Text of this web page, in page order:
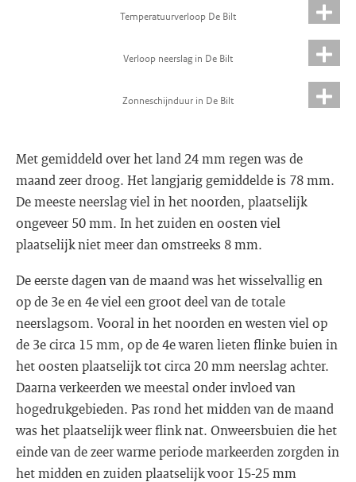
Temperatuurverloop De Bilt
Verloop neerslag in De Bilt
Zonneschijnduur in De Bilt
Met gemiddeld over het land 24 mm regen was de
maand zeer droog. Het langjarig gemiddelde is 78 mm.
De meeste neerslag viel in het noorden, plaatselijk
ongeveer 50 mm. In het zuiden en oosten viel
plaatselijk niet meer dan omstreeks 8 mm.
De eerste dagen van de maand was het wisselvallig en
op de 3e en 4e viel een groot deel van de totale
neerslagsom. Vooral in het noorden en westen viel op
de 3e circa 15 mm, op de 4e waren lieten flinke buien in
het oosten plaatselijk tot circa 20 mm neerslag achter.
Daarna verkeerden we meestal onder invloed van
hogedrukgebieden. Pas rond het midden van de maand
was het plaatselijk weer flink nat. Onweersbuien die het
einde van de zeer warme periode markeerden zorgden in
het midden en zuiden plaatselijk voor 15-25 mm